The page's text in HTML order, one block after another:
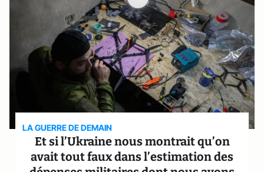
LA GUERRE DE DEMAIN
Et si l’Ukraine nous montrait qu’on
avait tout faux dans l’estimation des